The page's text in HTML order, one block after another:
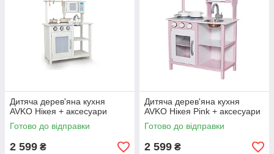
Дитяча дерев'яна кухня
AVKO Нікея + аксесуари
Готово до відправки
2 599 ₴
Дитяча дерев'яна кухня
AVKO Нікея Pink + аксесуари
Готово до відправки
2 599 ₴